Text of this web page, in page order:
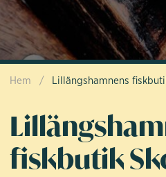
Hem / Lillängshamnens
fiskbutik